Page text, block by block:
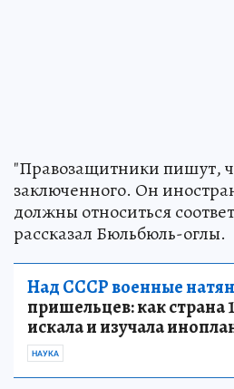
"Правозащитники пишут,
заключенного. Он
должны относиться
рассказал Бюльбюль-оглы.
Над СССР военные
пришельцев: как страна
искала и изучала
НАУКА